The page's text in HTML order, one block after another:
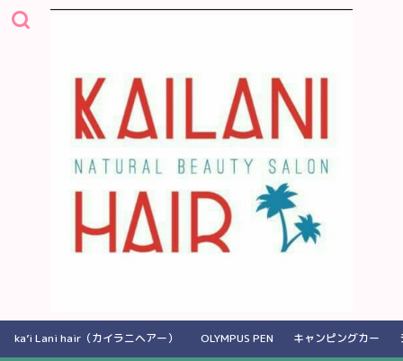
ka’i Lani hair（カイラニヘアー） OLYMPUS PEN キャンピングカー